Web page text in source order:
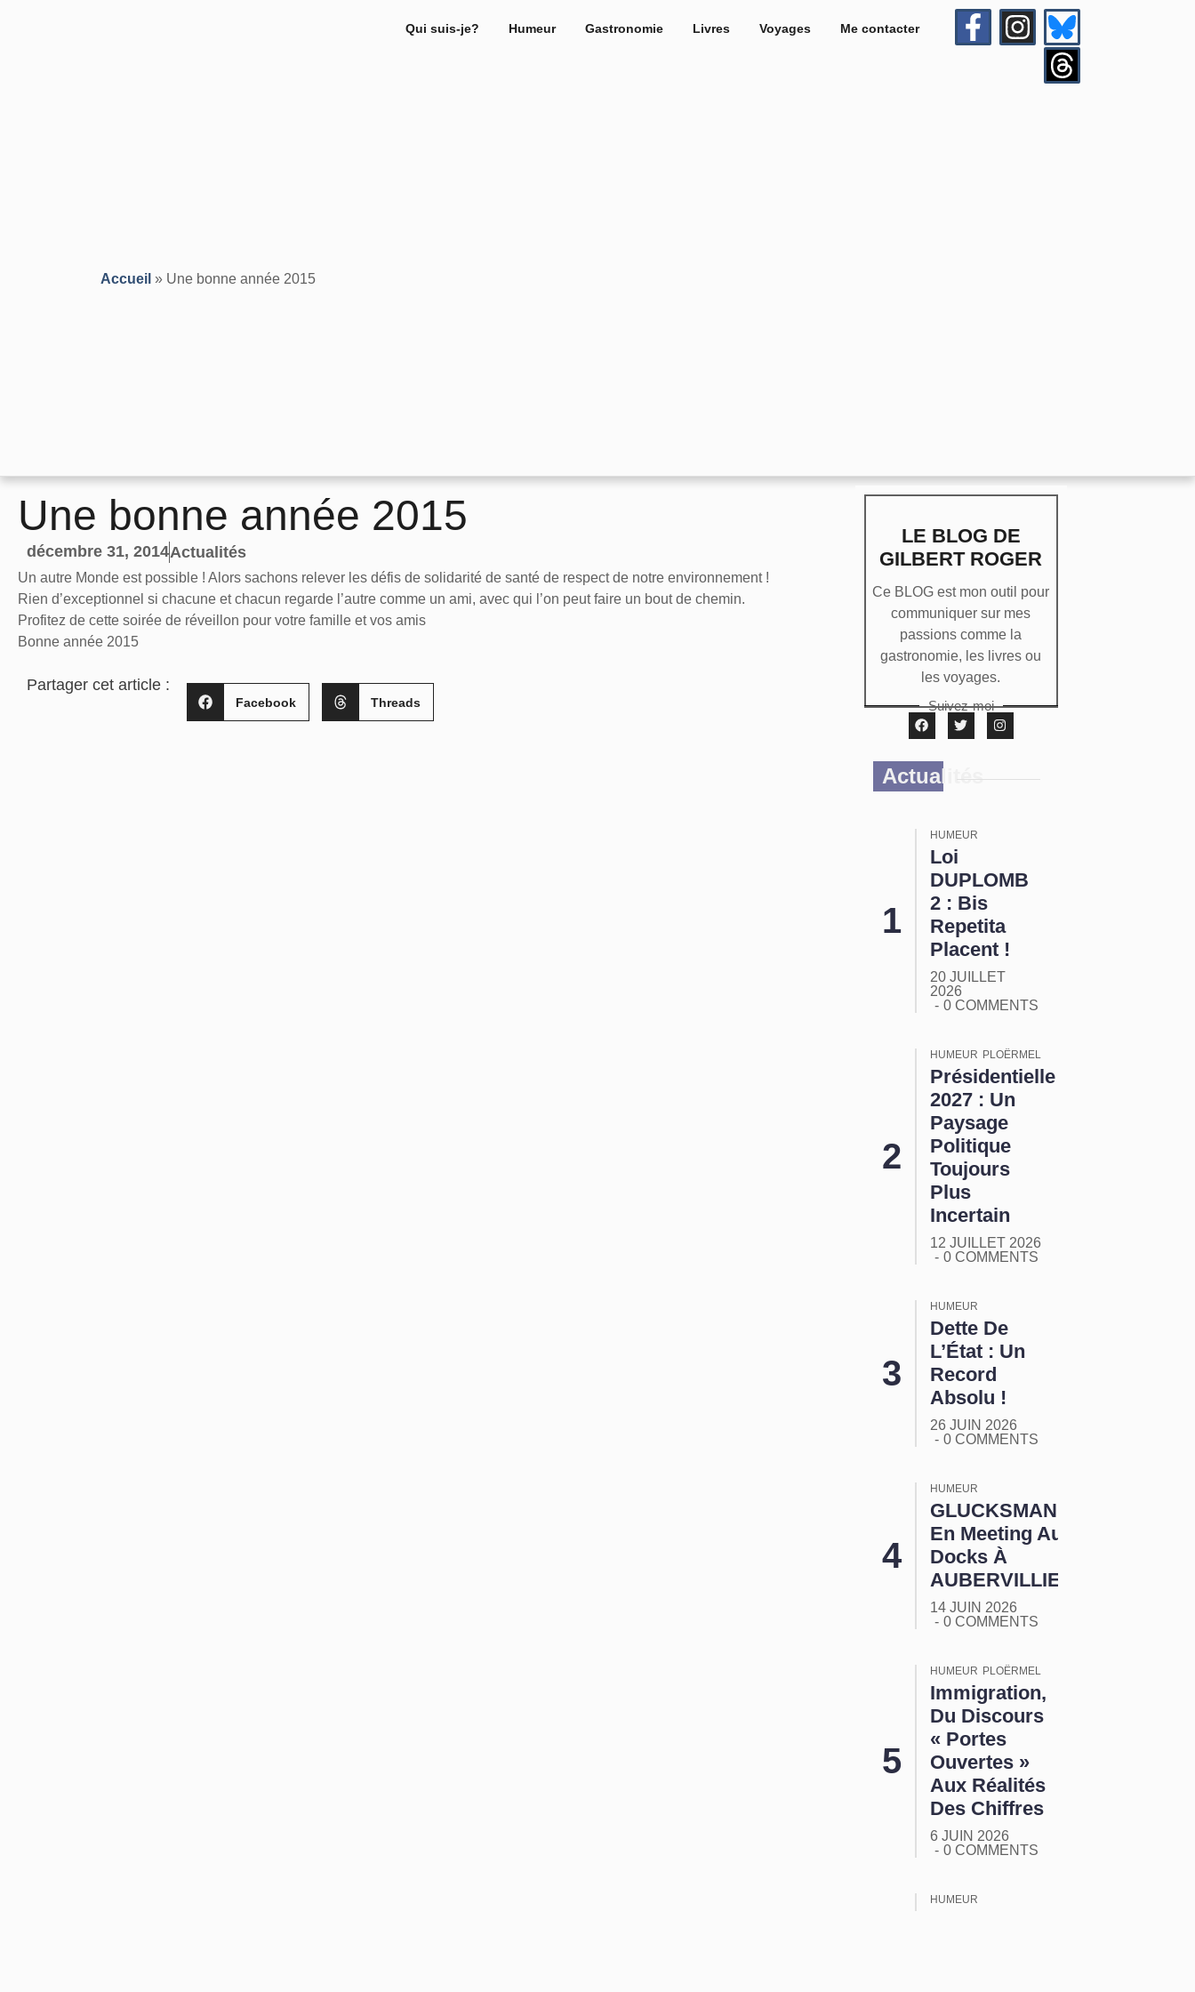
Qui suis-je? Humeur Gastronomie Livres Voyages Me contacter
Accueil » Une bonne année 2015
Une bonne année 2015
décembre 31, 2014Actualités
Un autre Monde est possible ! Alors sachons relever les défis de solidarité de santé de respect de notre environnement !
Rien d’exceptionnel si chacune et chacun regarde l’autre comme un ami, avec qui l’on peut faire un bout de chemin.
Profitez de cette soirée de réveillon pour votre famille et vos amis
Bonne année 2015
Partager cet article :
Facebook Threads
LE BLOG DE
GILBERT ROGER
Ce BLOG est mon outil pour
communiquer sur mes
passions comme la
gastronomie, les livres ou
les voyages.
Suivez-moi
Actualités
HUMEUR
Loi
DUPLOMB
2 : Bis
Repetita
Placent !
20 JUILLET
2026
0 COMMENTS
HUMEUR PLOËRMEL
Présidentielle
2027 : Un
Paysage
Politique
Toujours
Plus
Incertain
12 JUILLET 2026
0 COMMENTS
HUMEUR
Dette De
L’État : Un
Record
Absolu !
26 JUIN 2026
0 COMMENTS
HUMEUR
GLUCKSMANN
En Meeting Aux
Docks À
AUBERVILLIERS
14 JUIN 2026
0 COMMENTS
HUMEUR PLOËRMEL
Immigration,
Du Discours
« Portes
Ouvertes »
Aux Réalités
Des Chiffres
6 JUIN 2026
0 COMMENTS
HUMEUR